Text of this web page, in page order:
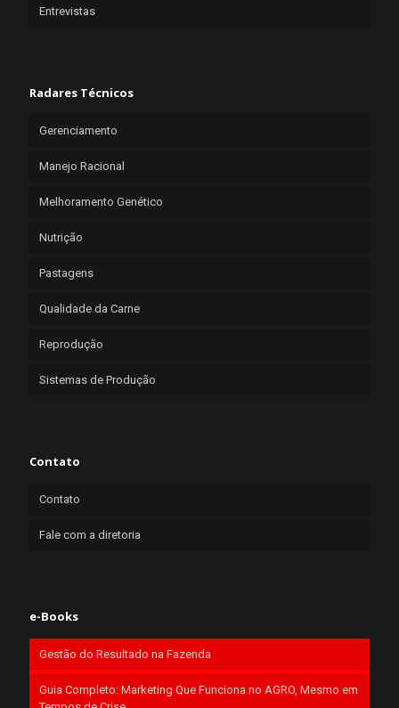
Entrevistas
Radares Técnicos
Gerenciamento
Manejo Racional
Melhoramento Genético
Nutrição
Pastagens
Qualidade da Carne
Reprodução
Sistemas de Produção
Contato
Contato
Fale com a diretoria
e-Books
Gestão do Resultado na Fazenda
Guia Completo: Marketing Que Funciona no AGRO, Mesmo em